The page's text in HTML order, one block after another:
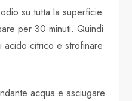
su tutta la superficie
per 30 minuti. Quindi
acido citrico e strofinare
acqua e asciugare